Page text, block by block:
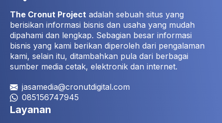
The Cronut Project adalah sebuah situs yang
berisikan informasi bisnis dan usaha yang mudah
dipahami dan lengkap. Sebagian besar informasi
bisnis yang kami berikan diperoleh dari pengalaman
kami, selain itu, ditambahkan pula dari berbagai
sumber media cetak, elektronik dan internet.
jasamedia@cronutdigital.com
085156747945
Layanan